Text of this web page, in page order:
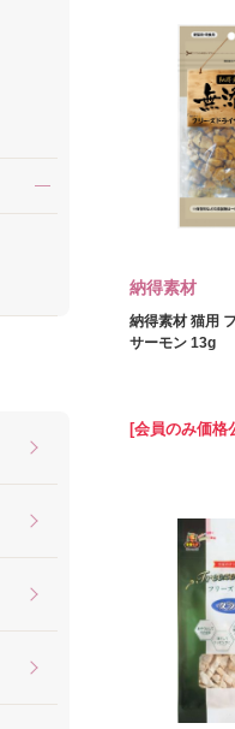
納得素材
納得素材 猫用
サーモン 13g
[会員のみ価格